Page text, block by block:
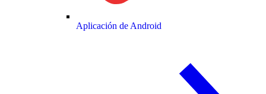
Aplicación de Android